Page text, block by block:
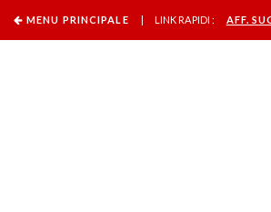
MENU PRINCIPALE | LINK RAPIDI : AFF.